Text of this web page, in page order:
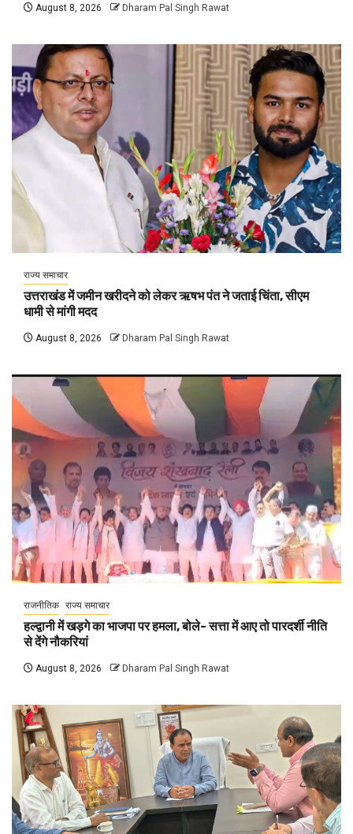
August 8, 2026 Dharam Pal Singh Rawat
राज्य समाचार
उत्तराखंड में जमीन खरीदने को लेकर ऋषभ पंत ने जताई चिंता, सीएम
धामी से मांगी मदद
August 8, 2026 Dharam Pal Singh Rawat
राजनीतिक राज्य समाचार
हल्द्वानी में खड़गे का भाजपा पर हमला, बोले- सत्ता में आए तो पारदर्शी नीति
से देंगे नौकरियां
August 8, 2026 Dharam Pal Singh Rawat